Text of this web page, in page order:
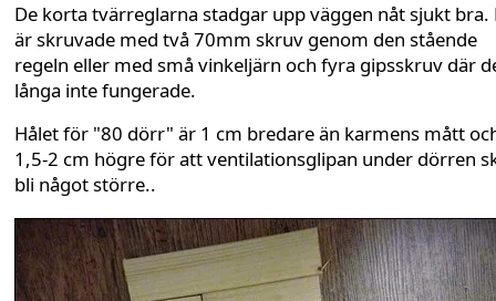
De korta tvärreglarna stadgar upp väggen nåt sjukt bra.
är skruvade med två 70mm skruv genom den stående
regeln eller med små vinkeljärn och fyra gipsskruv där
långa inte fungerade.
Hålet för "80 dörr" är 1 cm bredare än karmens mått
1,5-2 cm högre för att ventilationsglipan under dörren
bli något större..